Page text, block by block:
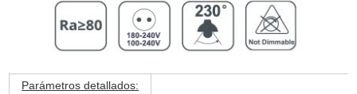
Parámetros detallados: